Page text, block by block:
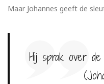
Maar Johannes geeft de
Hij sprak over de